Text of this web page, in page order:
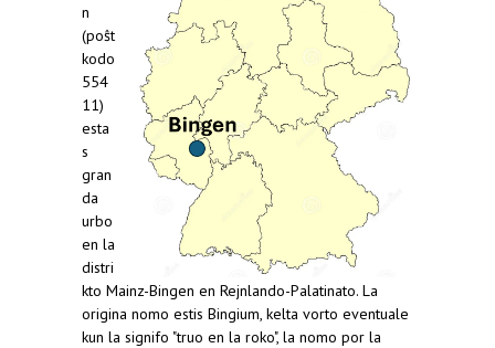
n
(poŝt
kodo
554
11)
esta
s
gran
da
urbo
en la
distri
kto Mainz-Bingen en Rejnlando-Palatinato. La
origina nomo estis Bingium, kelta vorto eventuale
kun la signifo "truo en la roko", la nomo por la